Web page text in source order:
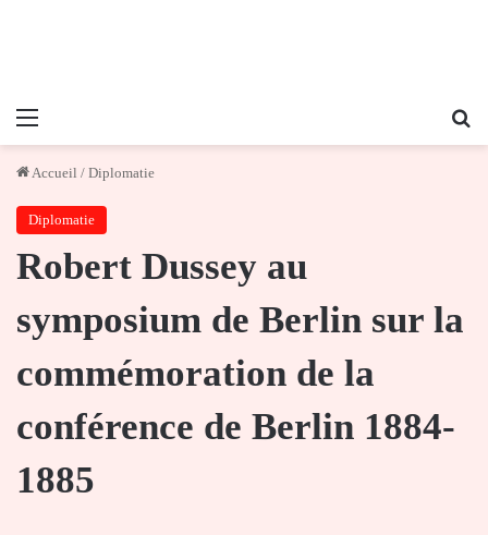
Menu
Accueil / Diplomatie
Diplomatie
Robert Dussey au
symposium de Berlin sur la
commémoration de la
conférence de Berlin 1884-
1885